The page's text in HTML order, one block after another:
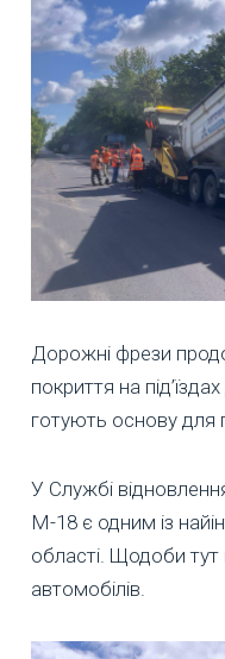
Дорожні фрези
покриття на
готують основу для
У Службі
М-18 є одним із
області. Щодоби
автомобілів.